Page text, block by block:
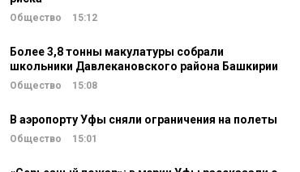
Общество 15:12
Более 3,8 тонны макулатуры собрали
школьники Давлекановского района Башкирии
Общество 15:08
В аэропорту Уфы сняли ограничения на полеты
Общество 15:01